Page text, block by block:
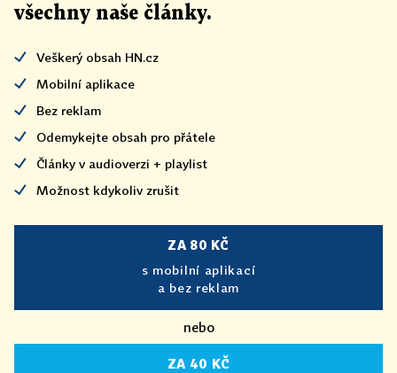
všechny naše články.
Veškerý obsah HN.cz
Mobilní aplikace
Bez reklam
Odemykejte obsah pro přátele
Články v audioverzi + playlist
Možnost kdykoliv zrušit
ZA 80 KČ
s mobilní aplikací
a bez reklam
nebo
ZA 40 KČ